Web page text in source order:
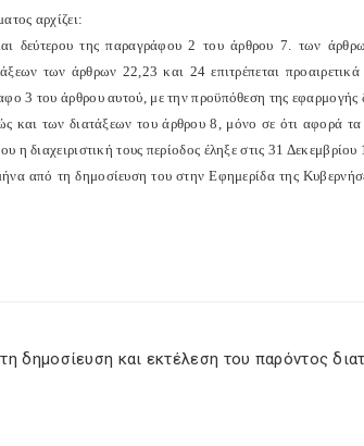
αρχίζει:
δεύτερου της παραγράφου 2 του άρθρου 7. των
των άρθρων 22,23 και 24 επιτρέπεται
3 του άρθρου αυτού, με την προϋπόθεση της
και των διατάξεων του άρθρου 8, μόνο σε ότι αφορά
η διαχειριστική τους περίοδος έληξε στις 31
από τη δημοσίευση του στην Εφημερίδα της
δημοσίευση και εκτέλεση του παρόντος